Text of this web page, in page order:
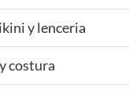
y lenceria
costura